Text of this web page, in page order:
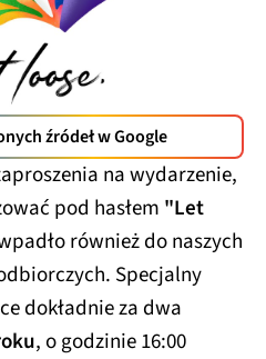
źródeł w Google
na wydarzenie,
pod hasłem "Let
również do naszych
Specjalny
dokładnie za dwa
, o godzinie 16:00